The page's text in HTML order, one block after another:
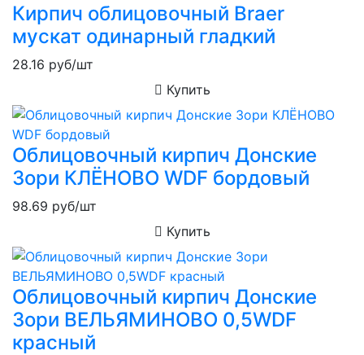
Кирпич облицовочный Braer
мускат одинарный гладкий
28.16 руб/шт
Купить
Облицовочный кирпич Донские
Зори КЛЁНОВО WDF бордовый
98.69 руб/шт
Купить
Облицовочный кирпич Донские
Зори ВЕЛЬЯМИНОВО 0,5WDF
красный